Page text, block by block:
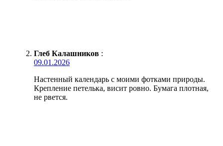
Глеб Калашников :
09.01.2026
Настенный календарь с моими фотками природы.
Крепление петелька, висит ровно. Бумага плотная,
не рвется.